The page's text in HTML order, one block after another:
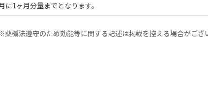
に1ヶ月分量までとなります。
薬機法遵守のため効能等に関する記述は掲載を控える場合がござ